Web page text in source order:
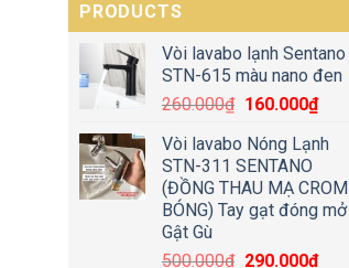
PRODUCTS
Vòi lavabo lạnh Sentano
STN-615 màu nano đen
260.000₫ 160.000₫
Vòi lavabo Nóng Lạnh
STN-311 SENTANO
(ĐỒNG THAU MẠ CROM
BÓNG) Tay gạt đóng mở
Gật Gù
500.000₫ 290.000₫